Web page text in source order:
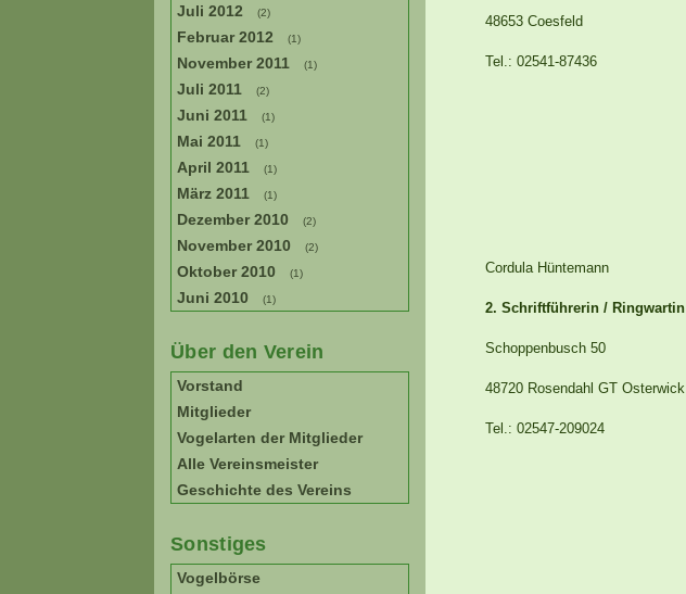
Juli 2012 (2)
Februar 2012 (1)
November 2011 (1)
Juli 2011 (2)
Juni 2011 (1)
Mai 2011 (1)
April 2011 (1)
März 2011 (1)
Dezember 2010 (2)
November 2010 (2)
Oktober 2010 (1)
Juni 2010 (1)
Über den Verein
Vorstand
Mitglieder
Vogelarten der Mitglieder
Alle Vereinsmeister
Geschichte des Vereins
Sonstiges
Vogelbörse
48653 Coesfeld
Tel.: 02541-87436
Cordula Hüntemann
2. Schriftführerin / Ringwartin
Schoppenbusch 50
48720 Rosendahl GT Osterwick
Tel.: 02547-209024